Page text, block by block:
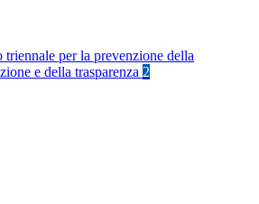
triennale per la prevenzione della
e della trasparenza 2